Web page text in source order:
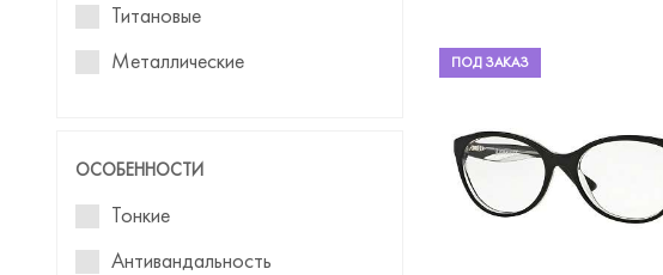
Emporio Armani
Fisher-Price
Gresso
Gucci
Guess
Лектор (половинки)
Навигатор
Титановые
Металлические
ОСОБЕННОСТИ
Тонкие
Антивандальность
ПОД ЗАКАЗ